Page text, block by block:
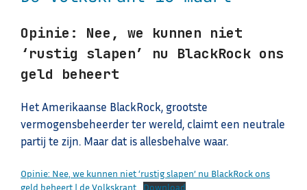
Opinie: Nee, we kunnen niet
‘rustig slapen’ nu BlackRock ons
geld beheert
Het Amerikaanse BlackRock, grootste
vermogensbeheerder ter wereld, claimt een neutrale
partij te zijn. Maar dat is allesbehalve waar.
Opinie: Nee, we kunnen niet ‘rustig slapen’ nu BlackRock ons
geld beheert | de Volkskrant
Download